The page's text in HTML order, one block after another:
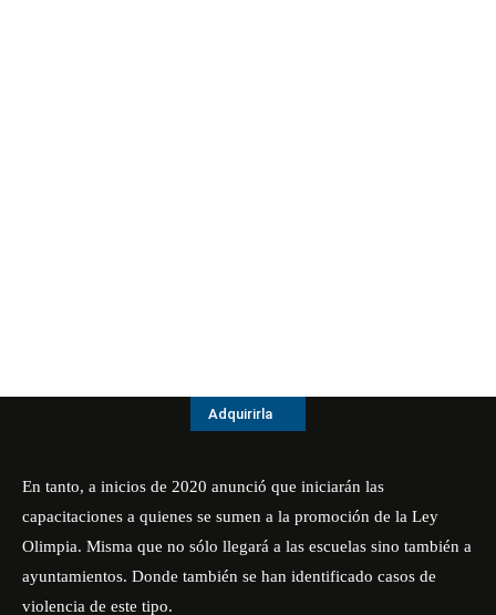
Adquirirla
En tanto, a inicios de 2020 anunció que iniciarán las
capacitaciones a quienes se sumen a la promoción de la Ley
Olimpia. Misma que no sólo llegará a las escuelas sino también a
ayuntamientos. Donde también se han identificado casos de
violencia de este tipo.